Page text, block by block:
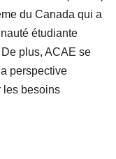
du Canada qui a
étudiante
plus, ACAE se
perspective
les besoins